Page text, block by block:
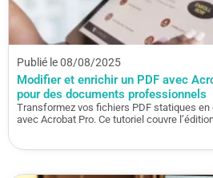
Publié le 08/08/2025
Modifier et enrichir un PDF avec
pour des documents professionnels
Transformez vos fichiers PDF statiques
avec Acrobat Pro. Ce tutoriel couvre